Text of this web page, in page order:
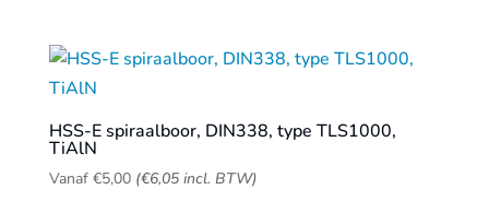
HSS-E spiraalboor, DIN338, type TLS1000,
TiAlN
Vanaf €5,00 (€6,05incl. BTW)